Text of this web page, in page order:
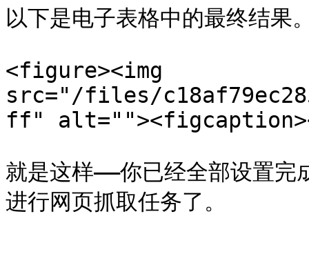
以下是电子表格中的最终结果
<figure><img
src="/files/
ff"
就是这样——你已经全部设置
进行网页抓取任务了。